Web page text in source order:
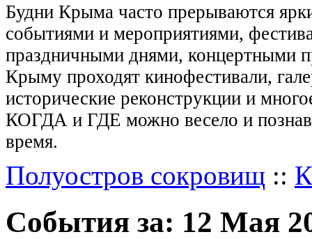
Будни Крыма часто прерываются
событиями и мероприятиями,
праздничными днями, концертными
Крыму проходят кинофестивали,
исторические реконструкции и
КОГДА и ГДЕ можно весело и
время.
Полуостров сокровищ ::
События за: 12 Мая